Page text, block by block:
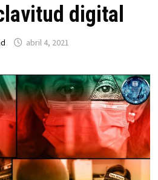
digital
abril 4, 2021